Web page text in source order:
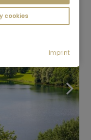
cookies
Imprint